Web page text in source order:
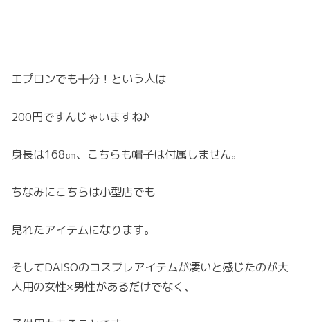
エプロンでも十分！という人は
200円ですんじゃいますね♪
身長は168㎝、こちらも帽子は付属しません。
ちなみにこちらは小型店でも
見れたアイテムになります。
そしてDAISOのコスプレアイテムが凄いと感じたのが大
人用の女性×男性があるだけでなく、